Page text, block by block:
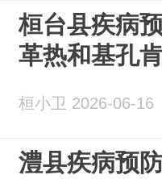
桓台县疾病
革热和基孔
桓小卫 2026-06-16
澧县疾病预